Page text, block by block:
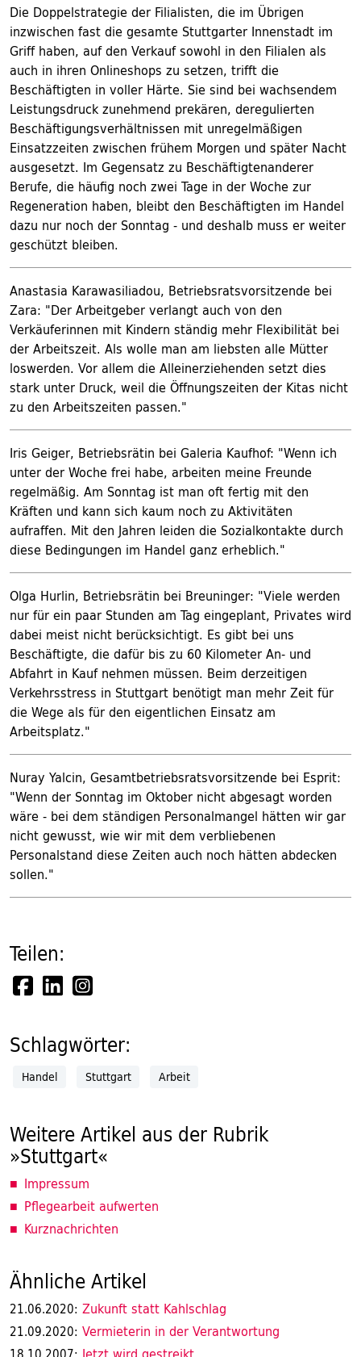
Die Doppelstrategie der Filialisten, die im Übrigen
inzwischen fast die gesamte Stuttgarter Innenstadt im
Griff haben, auf den Verkauf sowohl in den Filialen als
auch in ihren Onlineshops zu setzen, trifft die
Beschäftigten in voller Härte. Sie sind bei wachsendem
Leistungsdruck zunehmend prekären, deregulierten
Beschäftigungsverhältnissen mit unregelmäßigen
Einsatzzeiten zwischen frühem Morgen und später Nacht
ausgesetzt. Im Gegensatz zu Beschäftigtenanderer
Berufe, die häufig noch zwei Tage in der Woche zur
Regeneration haben, bleibt den Beschäftigten im Handel
dazu nur noch der Sonntag - und deshalb muss er weiter
geschützt bleiben.
Anastasia Karawasiliadou, Betriebsratsvorsitzende bei
Zara: "Der Arbeitgeber verlangt auch von den
Verkäuferinnen mit Kindern ständig mehr Flexibilität bei
der Arbeitszeit. Als wolle man am liebsten alle Mütter
loswerden. Vor allem die Alleinerziehenden setzt dies
stark unter Druck, weil die Öffnungszeiten der Kitas nicht
zu den Arbeitszeiten passen."
Iris Geiger, Betriebsrätin bei Galeria Kaufhof: "Wenn ich
unter der Woche frei habe, arbeiten meine Freunde
regelmäßig. Am Sonntag ist man oft fertig mit den
Kräften und kann sich kaum noch zu Aktivitäten
aufraffen. Mit den Jahren leiden die Sozialkontakte durch
diese Bedingungen im Handel ganz erheblich."
Olga Hurlin, Betriebsrätin bei Breuninger: "Viele werden
nur für ein paar Stunden am Tag eingeplant, Privates wird
dabei meist nicht berücksichtigt. Es gibt bei uns
Beschäftigte, die dafür bis zu 60 Kilometer An- und
Abfahrt in Kauf nehmen müssen. Beim derzeitigen
Verkehrsstress in Stuttgart benötigt man mehr Zeit für
die Wege als für den eigentlichen Einsatz am
Arbeitsplatz."
Nuray Yalcin, Gesamtbetriebsratsvorsitzende bei Esprit:
"Wenn der Sonntag im Oktober nicht abgesagt worden
wäre - bei dem ständigen Personalmangel hätten wir gar
nicht gewusst, wie wir mit dem verbliebenen
Personalstand diese Zeiten auch noch hätten abdecken
sollen."
Teilen:
Schlagwörter:
Handel Stuttgart Arbeit
Weitere Artikel aus der Rubrik
»Stuttgart«
Impressum
Pflegearbeit aufwerten
Kurznachrichten
Ähnliche Artikel
21.06.2020: Zukunft statt Kahlschlag
21.09.2020: Vermieterin in der Verantwortung